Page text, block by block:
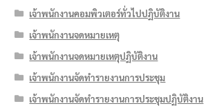
เจ้าพนักงานคอมพิวเตอร์ทั่วไปปฏิบัติงาน
เจ้าพนักงานจดหมายเหตุ
เจ้าพนักงานจดหมายเหตุปฏิบัติงาน
เจ้าพนักงานจัดทำรายงานการประชุม
เจ้าพนักงานจัดทำรายงานการประชุมปฏิบัติงาน